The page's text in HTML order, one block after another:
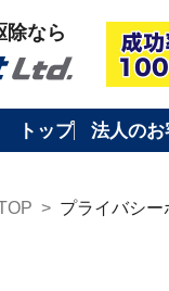
トップ 法人のお
> プライバシー